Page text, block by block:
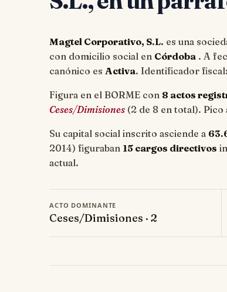
Magtel Corporativo, S.L. es una
con domicilio social en Córdoba . A
canónico es Activa. Identificador fiscal:
Figura en el BORME con 8 actos
Ceses/Dimisiones (2 de 8 en total). Pico
Su capital social inscrito asciende a
2014) figuraban 15 cargos directivos
actual.
ACTO DOMINANTE
Ceses/Dimisiones · 2